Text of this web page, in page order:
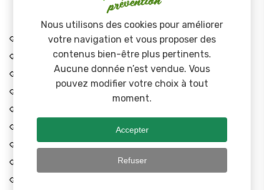
avril 2026
janvier 2026
juillet 2025
Nous utilisons des cookies pour améliorer
votre navigation et vous proposer des
contenus bien-être plus pertinents.
Aucune donnée n’est vendue. Vous
pouvez modifier votre choix à tout
moment.
Accepter
Refuser